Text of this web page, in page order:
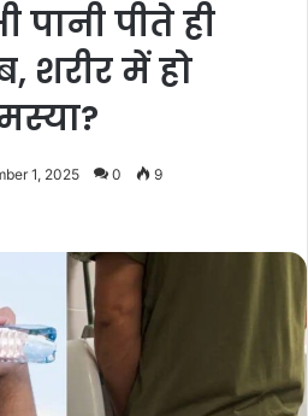
पीते ही
शरीर में हो
1, 2025 0 9